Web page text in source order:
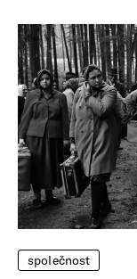
společnost